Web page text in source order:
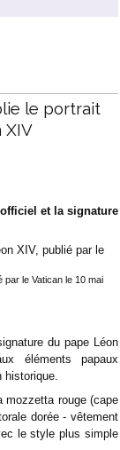
le portrait
XIV
et la signature
par le Vatican le 10 mai
du pape Léon
éléments papaux
mozzetta rouge (cape
dorée - vêtement
le style plus simple